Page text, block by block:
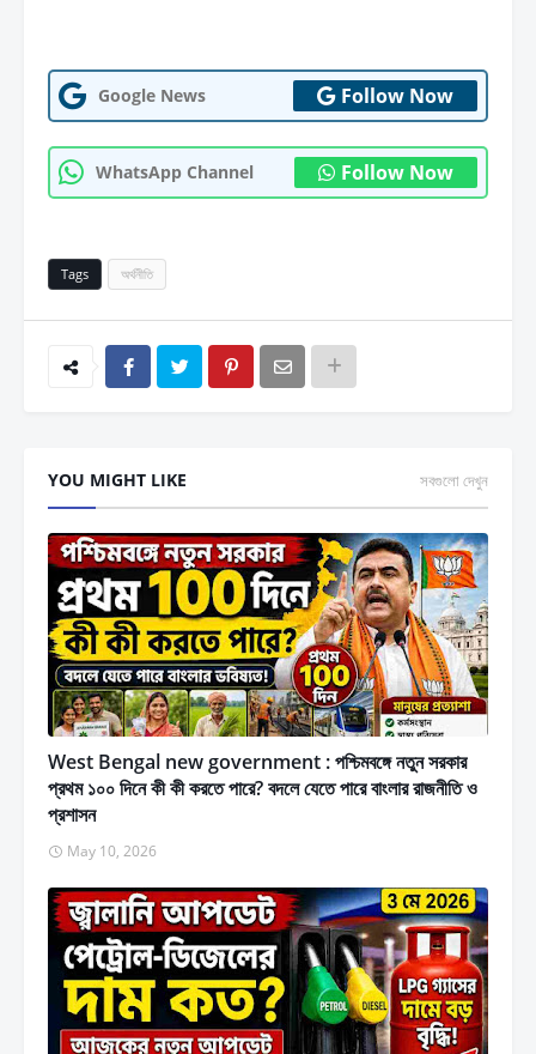
Google News Follow Now
WhatsApp Channel Follow Now
Tags অর্থনীতি
YOU MIGHT LIKE সবগুলো দেখুন
West Bengal new government : পশ্চিমবঙ্গে নতুন সরকার
প্রথম ১০০ দিনে কী কী করতে পারে? বদলে যেতে পারে বাংলার রাজনীতি ও
প্রশাসন
May 10, 2026